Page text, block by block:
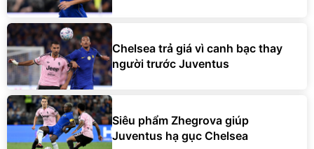
Chelsea trả giá vì canh bạc thay
người trước Juventus
Siêu phẩm Zhegrova giúp
Juventus hạ gục Chelsea